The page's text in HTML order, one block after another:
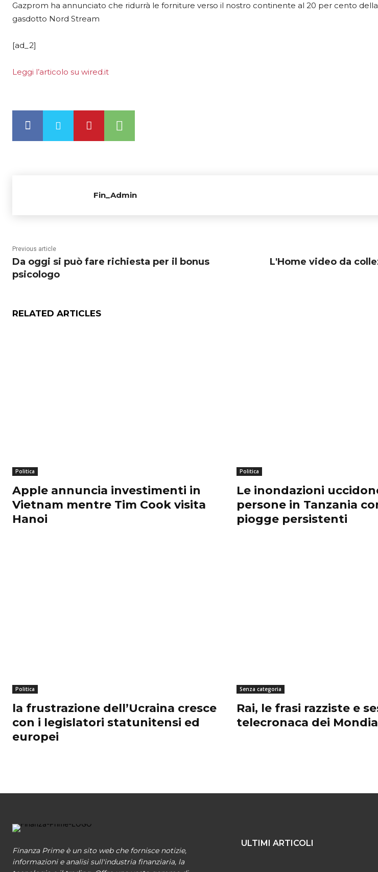
Gazprom ha annunciato che ridurrà le forniture verso il nostro continente al 20 per cento
gasdotto Nord Stream
[ad_2]
Leggi l’articolo su wired.it
Fin_Admin
Previous article
Da oggi si può fare richiesta per il bonus
psicologo
L'Home video da
RELATED ARTICLES
Politica
Apple annuncia investimenti in
Vietnam mentre Tim Cook visita
Hanoi
Politica
Le inondazioni
persone in Tanzania
piogge persistenti
Politica
la frustrazione dell’Ucraina cresce
con i legislatori statunitensi ed
europei
Senza categoria
Rai, le frasi razziste e
telecronaca dei
Finanza Prime è un sito web che fornisce notizie,
informazioni e analisi sull'industria finanziaria, la
ULTIMI ARTICOLI